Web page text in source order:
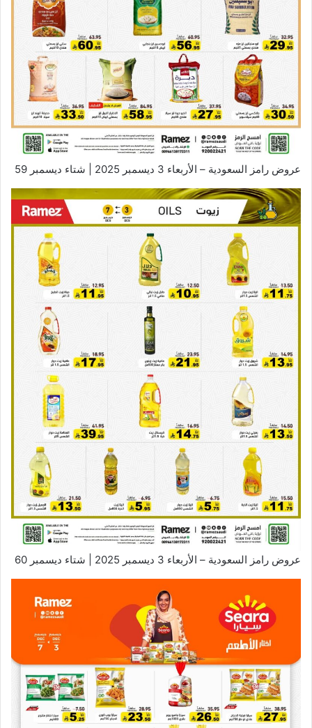
عروض رامز السعودية – الأربعاء 3 ديسمبر 2025 | شتاء ديسمبر 59
عروض رامز السعودية – الأربعاء 3 ديسمبر 2025 | شتاء ديسمبر 60